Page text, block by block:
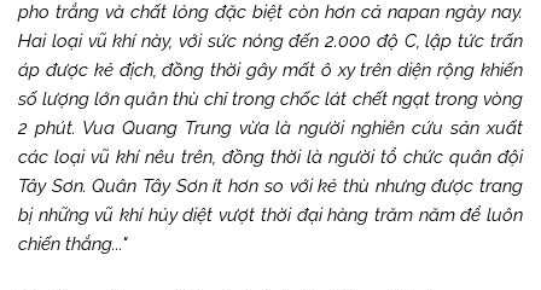
pho trắng và chất lỏng đặc biệt còn hơn cả napan ngày nay.
Hai loại vũ khí này, với sức nóng đến 2.000 độ C, lập tức trấn
áp được kẻ địch, đồng thời gây mất ô xy trên diện rộng khiến
số lượng lớn quân thù chỉ trong chốc lát chết ngạt trong vòng
2 phút. Vua Quang Trung vừa là người nghiên cứu sản xuất
các loại vũ khí nêu trên, đồng thời là người tổ chức quân đội
Tây Sơn. Quân Tây Sơn ít hơn so với kẻ thù nhưng được trang
bị những vũ khí hủy diệt vượt thời đại hàng trăm năm để luôn
chiến thắng..."